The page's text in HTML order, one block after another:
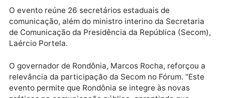
debates vão ao encontro do aprimoramento das
estratégias e fortalecimento da comunicação
do país. “Participar deste evento é essencial para
fortalecer nossa comunicação governamental. É
experiências com outros estados”, afirmou.
O evento reúne 26 secretários estaduais de